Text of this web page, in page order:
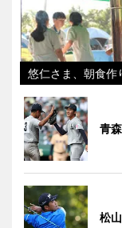
悠仁さま、朝食作
青
松